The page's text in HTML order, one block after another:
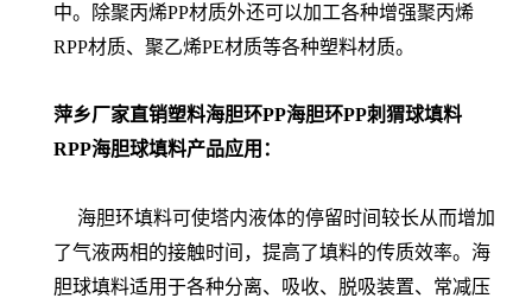
中。除聚丙烯PP材质外还可以加工各种增强聚丙烯
RPP材质、聚乙烯PE材质等各种塑料材质。
萍乡厂家直销塑料海胆环PP海胆环PP刺猬球填料
RPP海胆球填料产品应用：
海胆环填料可使塔内液体的停留时间较长从而增加
了气液两相的接触时间，提高了填料的传质效率。海
胆球填料适用于各种分离、吸收、脱吸装置、常减压